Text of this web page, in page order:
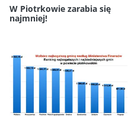
W Piotrkowie zarabia się
najmniej!